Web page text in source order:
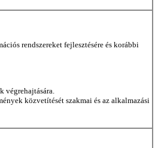
rendszereket fejlesztésére és korábbi
végrehajtására.
közvetítését szakmai és az alkalmazási